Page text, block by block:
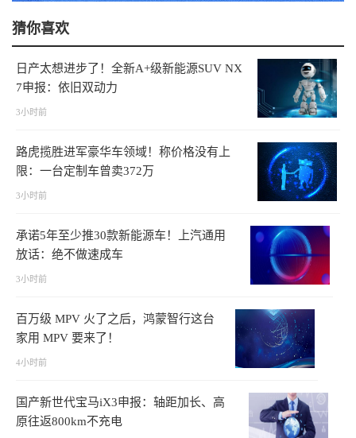
猜你喜欢
日产太想进步了！全新A+级新能源SUV NX
7申报：依旧双动力
3小时前
路虎揽胜进军豪华车领域！称价格没有上
限：一台定制车曾卖372万
3小时前
承诺5年至少推30款新能源车！上汽通用
放话：绝不做速成车
3小时前
百万级 MPV 火了之后，鸿蒙智行这台
家用 MPV 要来了！
4小时前
国产新世代宝马iX3申报：轴距加长、高
原往返800km不充电